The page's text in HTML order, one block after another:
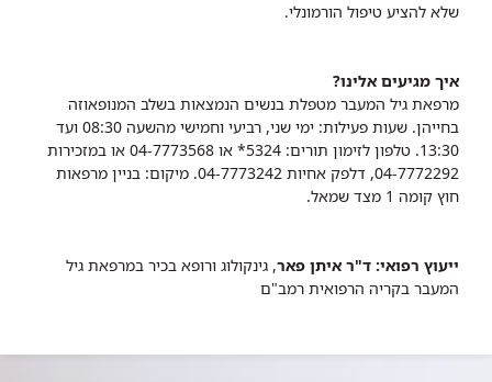
שלא להציע טיפול הורמונלי.
איך מגיעים אלינו?
מרפאת גיל המעבר מטפלת בנשים הנמצאות בשלב המנופאוזה
בחייהן. שעות פעילות: ימי שני, רביעי וחמישי מהשעה 08:30 ועד
13:30. טלפון לזימון תורים: 5324* או 04-7773568 או במזכירות
04-7772292, דלפק אחיות 04-7773242. מיקום: בניין מרפאות
חוץ קומה 1 מצד שמאל.
ייעוץ רפואי: ד"ר איתן פאר, גינקולוג ורופא בכיר במרפאת גיל
המעבר בקריה הרפואית רמב"ם